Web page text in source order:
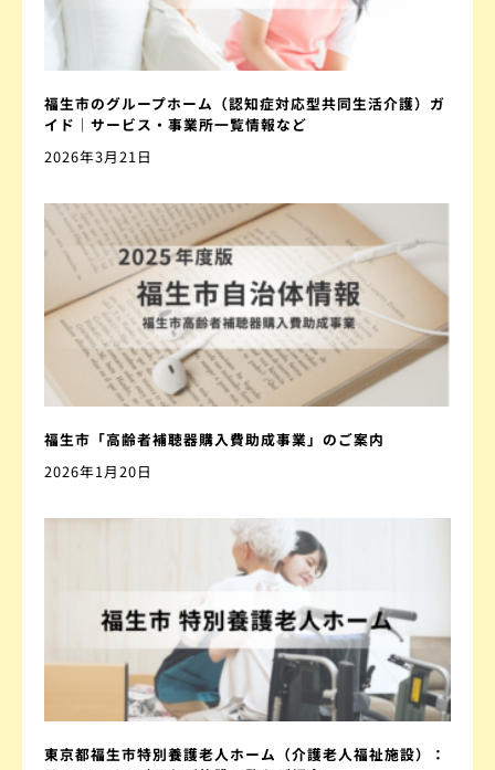
福生市のグループホーム（認知症対応型共同生活介護）ガ
イド｜サービス・事業所一覧情報など
2026年3月21日
福生市「高齢者補聴器購入費助成事業」のご案内
2026年1月20日
東京都福生市特別養護老人ホーム（介護老人福祉施設）：